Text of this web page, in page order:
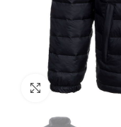
Click to enlarge